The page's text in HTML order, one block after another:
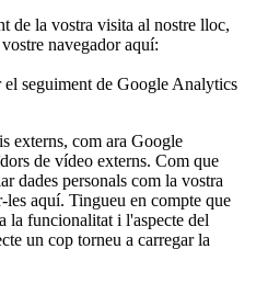
de la vostra visita al nostre lloc,
navegador aquí:
seguiment de Google Analytics
externs, com ara Google
de vídeo externs. Com que
dades personals com la vostra
les aquí. Tingueu en compte que
la funcionalitat i l'aspecte del
un cop torneu a carregar la